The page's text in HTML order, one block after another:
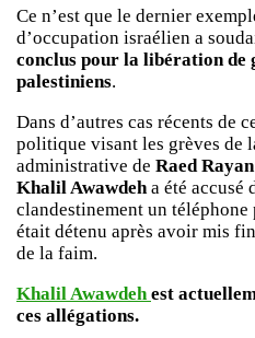
Ce n’est que le dernier
d’occupation israélien a
conclus pour la libération de
palestiniens.
Dans d’autres cas récents de
politique visant les grèves de
administrative de Raed Rayan
Khalil Awawdeha été accusé
clandestinement un
était détenu après avoir mis
de la faim.
Khalil Awawdeh est
ces allégations.